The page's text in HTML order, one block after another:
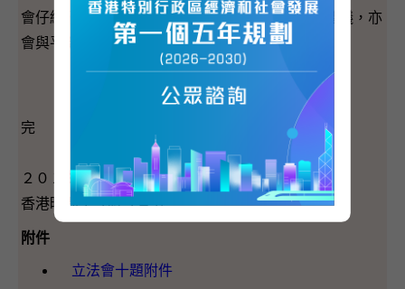
會仔細研究報告的內容，並考慮如何跟進報告的建議，亦
會與平機會保持溝通。
完
２０１６年５月１１日（星期三）
香港時間１５時５４分
附件
立法會十題附件